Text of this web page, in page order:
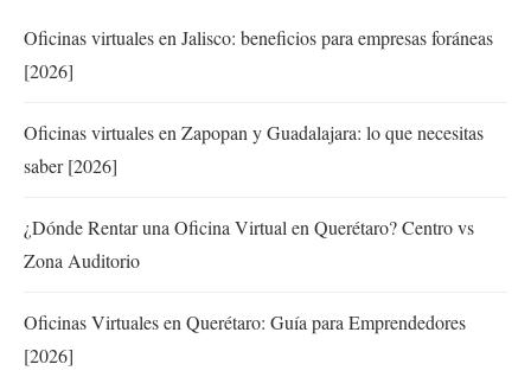
Oficinas virtuales en Jalisco: beneficios para empresas foráneas
[2026]
Oficinas virtuales en Zapopan y Guadalajara: lo que necesitas
saber [2026]
¿Dónde Rentar una Oficina Virtual en Querétaro? Centro vs
Zona Auditorio
Oficinas Virtuales en Querétaro: Guía para Emprendedores
[2026]